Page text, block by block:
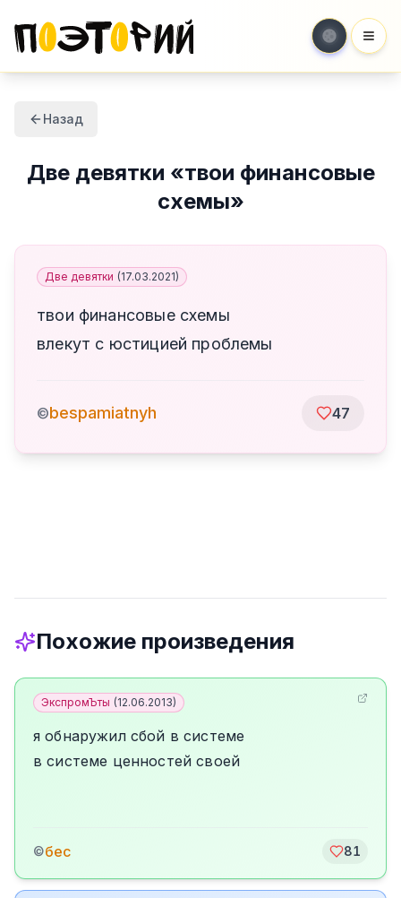
Назад
Две девятки «твои финансовые
схемы»
Две девятки (17.03.2021)
твои финансовые схемы
влекут с юстицией проблемы
©bespamiatnyh 47
Похожие произведения
ЭкспромЪты (12.06.2013)
я обнаружил сбой в системе
в системе ценностей своей
©бес 81